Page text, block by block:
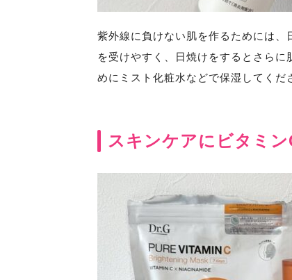
紫外線に負けない肌を作るためには
を受けやすく、日焼けをするとさら
めにミスト化粧水などで保湿してくだ
スキンケアにビタミン